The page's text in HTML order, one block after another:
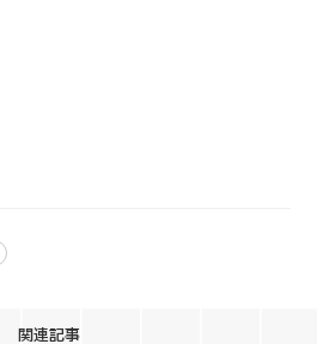
関連記事